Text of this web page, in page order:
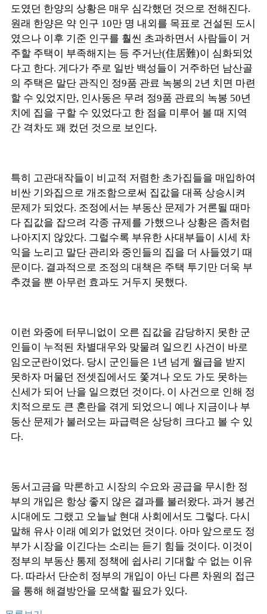
도였던 한양의 상황은 매우 심각했던 것으로 전해진다.
원래 한양은 약 인구 10만 명 내외를 목표로 건설된 도시
였으나 이후 기준 인구를 훨씬 초과하면서 사람들이 거
주할 주택이 부족해지는 등 주거난(住居難)이 심화되었
다고 한다. 게다가 주로 일반 백성들이 거주하던 남산골
의 주택은 말단 관직인 정9품 관료 녹봉의 2년 치면 마련
할 수 있었지만, 인사동은 무려 정9품 관료의 녹봉 50년
치에 집을 구할 수 있었다고 한 점을 미루어 볼 때 지역
간 격차도 꽤 컸던 것으로 보인다.
특히 고관대작들이 비교적 저렴한 초가집들을 매입하여
비싼 기와집으로 개조함으로써 집값을 대폭 상승시켜
문제가 되었다. 조정에서는 부동산 문제가 거론될 때마
다 집값을 잡으려 각종 규제를 가했으나 상황은 좀처럼
나아지지 않았다. 그럴수록 부유한 사대부들이 시세 차
익을 노리고 말단 관리와 중인들의 집을 더 사들였기 때
문이다. 결과적으로 조정의 대책은 주택 투기만 더욱 부
추겼을 뿐 아무런 효과도 거두지 못했다.
이런 와중에 터무니없이 오른 집값을 감당하지 못한 군
인들이 누적된 차별대우와 맞물려 일으킨 사건이 바로
임오군란이었다. 당시 군인들은 1년 넘게 월급을 받지
못하자 머물던 전셋집에서도 쫓겨나 오도 가도 못하는
신세가 되어 난을 일으켰던 것이다. 이 사건으로 인해 정
치적으로도 큰 혼란을 겪게 되었으니 예나 지금이나 부
동산 문제가 불러오는 파급력은 상당히 크다고 볼 수 있
다.
동서고금을 막론하고 시장의 수요와 공급을 무시한 정
부의 개입은 항상 좋지 않은 결과를 불러왔다. 과거 봉건
시대에도 그랬고 오늘날 현대 사회에서도 그렇다. 다시
말해 유사 이래 예외가 없었던 것이다. 아마 앞으로도 정
부가 시장을 이긴다는 소리는 듣기 힘들 것이다. 이것이
정부의 부동산 통제 정책에 쉽사리 기대할 수 없는 이유
다. 따라서 단순히 정부의 개입이 아닌 다른 차원의 접근
을 통해 해결방안을 모색할 필요가 있다.